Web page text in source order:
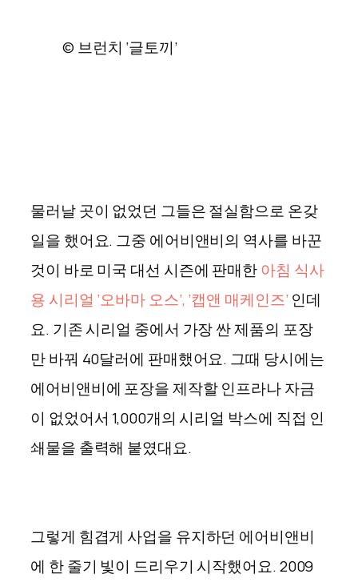
© 브런치 ‘글토끼’
물러날 곳이 없었던 그들은 절실함으로 온갖
일을 했어요. 그중 에어비앤비의 역사를 바꾼
것이 바로 미국 대선 시즌에 판매한아침 식사
용 시리얼 ‘오바마 오스’, ‘캡앤 매케인즈’ 인데
요. 기존 시리얼 중에서 가장 싼 제품의 포장
만 바꿔 40달러에 판매했어요. 그때 당시에는
에어비앤비에 포장을 제작할 인프라나 자금
이 없었어서 1,000개의 시리얼 박스에 직접 인
쇄물을 출력해 붙였대요.
그렇게 힘겹게 사업을 유지하던 에어비앤비
에 한 줄기 빛이 드리우기 시작했어요. 2009